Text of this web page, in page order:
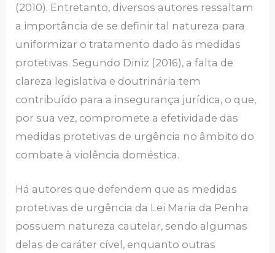
(2010). Entretanto, diversos autores ressaltam
a importância de se definir tal natureza para
uniformizar o tratamento dado às medidas
protetivas. Segundo Diniz (2016), a falta de
clareza legislativa e doutrinária tem
contribuído para a insegurança jurídica, o que,
por sua vez, compromete a efetividade das
medidas protetivas de urgência no âmbito do
combate à violência doméstica.
Há autores que defendem que as medidas
protetivas de urgência da Lei Maria da Penha
possuem natureza cautelar, sendo algumas
delas de caráter cível, enquanto outras